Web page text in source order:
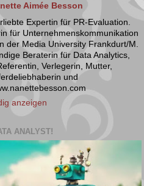
Aimée Besson
Expertin für PR-Evaluation.
für Unternehmenskommunikation
der Media University Frankdurt/M.
Beraterin für Data Analytics,
Verlegerin, Mutter,
und
anzeigen
ANALYST!